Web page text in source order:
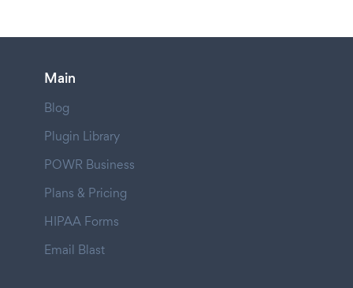
Main
Blog
Plugin Library
POWR Business
Plans & Pricing
HIPAA Forms
Email Blast